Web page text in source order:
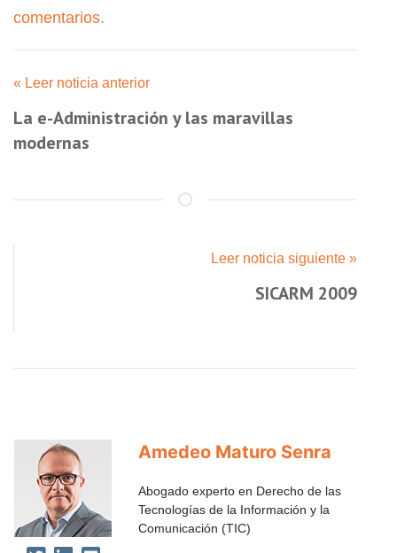
comentarios.
« Leer noticia anterior
La e-Administración y las maravillas
modernas
Leer noticia siguiente »
SICARM 2009
Amedeo Maturo Senra
Abogado experto en Derecho de las
Tecnologías de la Información y la
Comunicación (TIC)